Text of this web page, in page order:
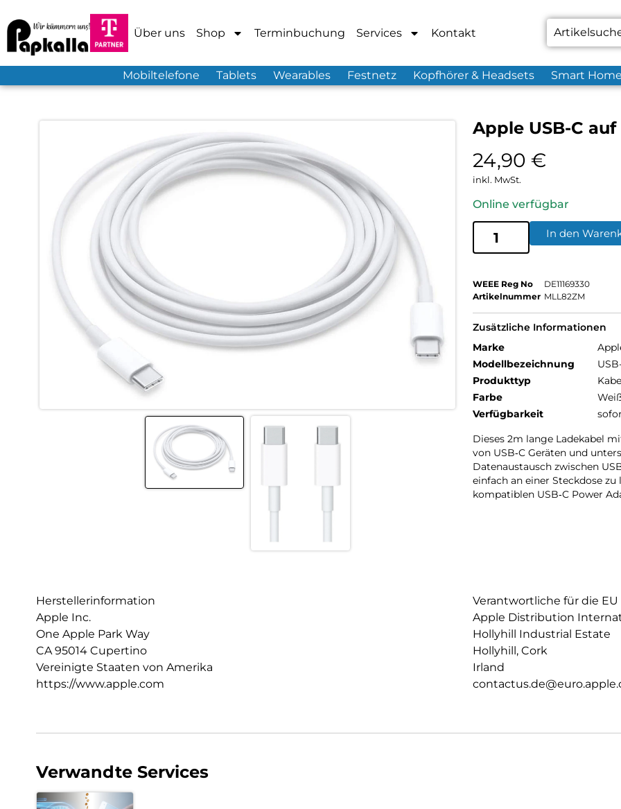
Über uns Shop Terminbuchung Services Kontakt
Mobiltelefone Tablets Wearables Festnetz Kopfhörer & Headsets Smart
Apple USB-C
24,90 €
inkl. MwSt.
Online verfügbar
In den
WEEE Reg No
DE11169330
Artikelnummer MLL82ZM
Zusätzliche Informationen
Marke
Modellbezeichnung
Produkttyp
Farbe
Verfügbarkeit
Dieses 2m lange Ladekabel
von USB‑C Geräten und
Datenaustausch zwischen
einfach an einer Steckdose zu
kompatiblen USB‑C Power
Herstellerinformation
Apple Inc.
One Apple Park Way
CA 95014 Cupertino
Vereinigte Staaten von Amerika
https://www.apple.com
Verantwortliche für die EU
Apple Distribution
Hollyhill Industrial Estate
Hollyhill, Cork
Irland
Verwandte Services